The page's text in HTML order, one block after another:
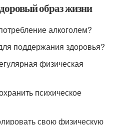
образ жизни
алкоголем?
поддержания здоровья?
физическая
психическое
свою физическую